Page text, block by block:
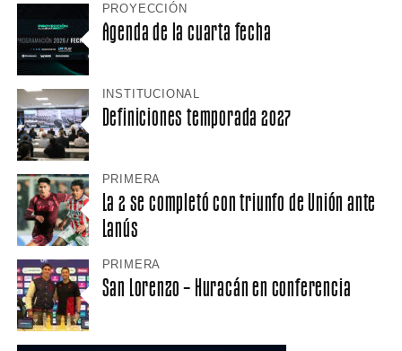
PROYECCIÓN
Agenda de la cuarta fecha
INSTITUCIONAL
Definiciones temporada 2027
PRIMERA
La 2 se completó con triunfo de Unión ante
Lanús
PRIMERA
San Lorenzo – Huracán en conferencia